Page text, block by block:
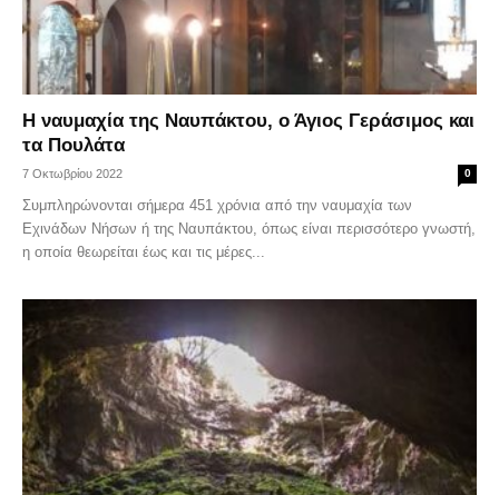
Η ναυμαχία της Ναυπάκτου, ο Άγιος Γεράσιμος και
τα Πουλάτα
7 Οκτωβρίου 2022 0
Συμπληρώνονται σήμερα 451 χρόνια από την ναυμαχία των
Εχινάδων Νήσων ή της Ναυπάκτου, όπως είναι περισσότερο γνωστή,
η οποία θεωρείται έως και τις μέρες...